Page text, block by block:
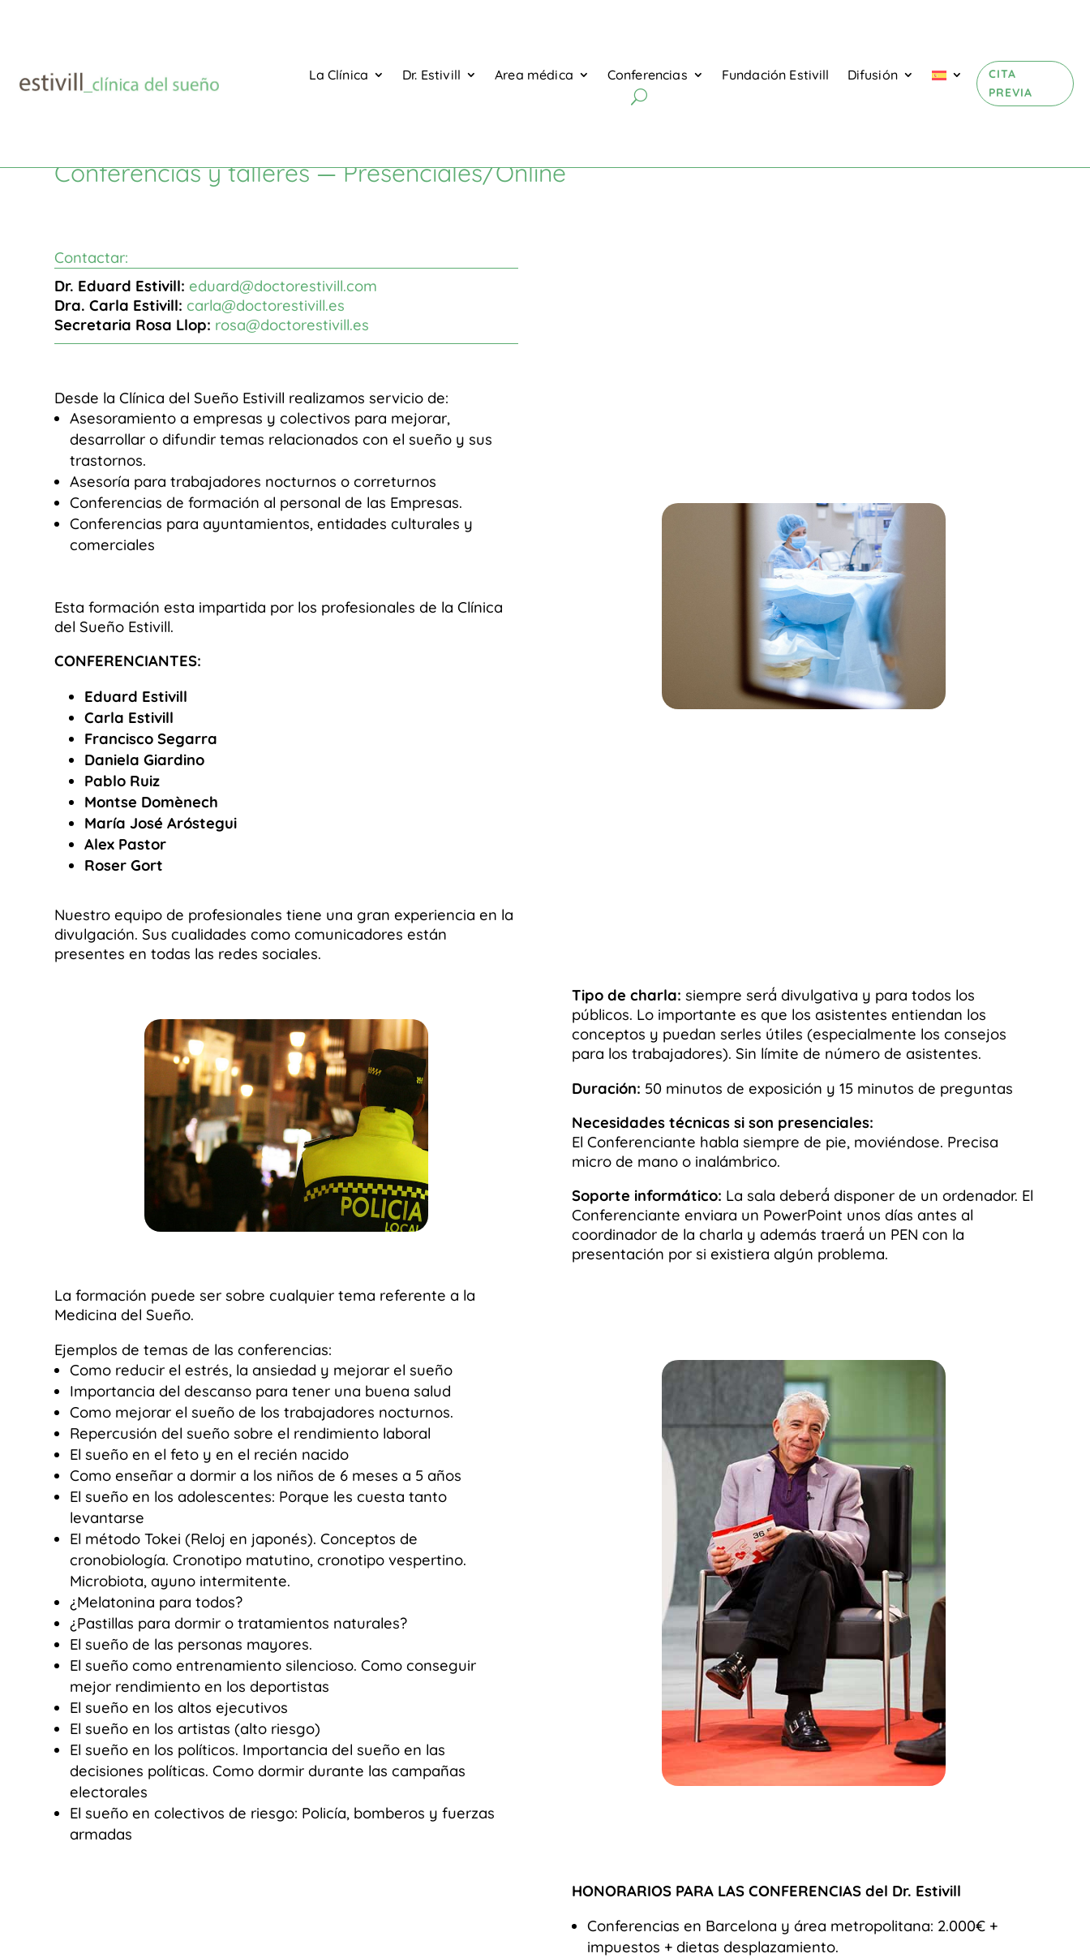
La Clínica Dr. Estivill Area médica Conferencias Fundación Estivill Difusión
CITA
PREVIA
$ Otros servicios $ Formación empresas
Conferencias y talleres — Presenciales/Online
Contactar:
Dr. Eduard Estivill: eduard@doctorestivill.com
Dra. Carla Estivill: carla@doctorestivill.es
Secretaria Rosa Llop: rosa@doctorestivill.es
Desde la Clínica del Sueño Estivill realizamos servicio de:
Asesoramiento a empresas y colectivos para mejorar,
desarrollar o difundir temas relacionados con el sueño y sus
trastornos.
Asesoría para trabajadores nocturnos o correturnos
Conferencias de formación al personal de las Empresas.
Conferencias para ayuntamientos, entidades culturales y
comerciales
Esta formación esta impartida por los profesionales de la Clínica
del Sueño Estivill.
CONFERENCIANTES:
Eduard Estivill
Carla Estivill
Francisco Segarra
Daniela Giardino
Pablo Ruiz
Montse Domènech
María José Aróstegui
Alex Pastor
Roser Gort
Nuestro equipo de profesionales tiene una gran experiencia en la
divulgación. Sus cualidades como comunicadores están
presentes en todas las redes sociales.
Tipo de charla: siempre será́ divulgativa y para todos los
públicos. Lo importante es que los asistentes entiendan los
conceptos y puedan serles útiles (especialmente los consejos
para los trabajadores). Sin límite de número de asistentes.
Duración: 50 minutos de exposición y 15 minutos de preguntas
Necesidades técnicas si son presenciales:
El Conferenciante habla siempre de pie, moviéndose. Precisa
micro de mano o inalámbrico.
Soporte informático: La sala deberá́ disponer de un ordenador. El
Conferenciante enviara un PowerPoint unos días antes al
coordinador de la charla y además traerá́ un PEN con la
presentación por si existiera algún problema.
La formación puede ser sobre cualquier tema referente a la
Medicina del Sueño.
Ejemplos de temas de las conferencias:
Como reducir el estrés, la ansiedad y mejorar el sueño
Importancia del descanso para tener una buena salud
Como mejorar el sueño de los trabajadores nocturnos.
Repercusión del sueño sobre el rendimiento laboral
El sueño en el feto y en el recién nacido
Como enseñar a dormir a los niños de 6 meses a 5 años
El sueño en los adolescentes: Porque les cuesta tanto
levantarse
El método Tokei (Reloj en japonés). Conceptos de
cronobiología. Cronotipo matutino, cronotipo vespertino.
Microbiota, ayuno intermitente.
¿Melatonina para todos?
¿Pastillas para dormir o tratamientos naturales?
El sueño de las personas mayores.
El sueño como entrenamiento silencioso. Como conseguir
mejor rendimiento en los deportistas
El sueño en los altos ejecutivos
El sueño en los artistas (alto riesgo)
El sueño en los políticos. Importancia del sueño en las
decisiones políticas. Como dormir durante las campañas
electorales
El sueño en colectivos de riesgo: Policía, bomberos y fuerzas
armadas
HONORARIOS PARA LAS CONFERENCIAS del Dr. Estivill
Conferencias en Barcelona y área metropolitana: 2.000€ +
impuestos + dietas desplazamiento.